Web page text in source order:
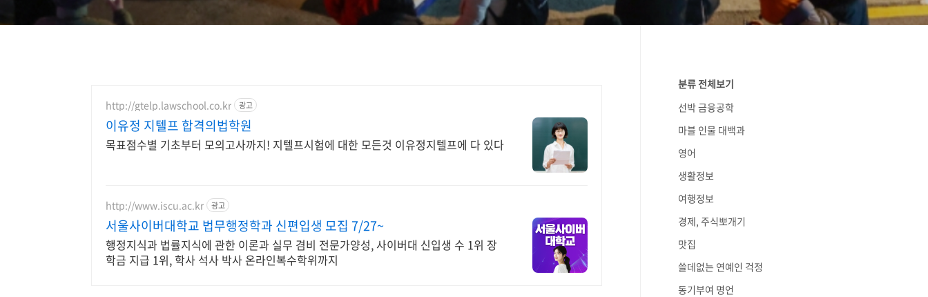
http://gtelp.lawschool.co.kr 광고
이유정 지텔프 합격의법학원
목표점수별 기초부터 모의고사까지! 지텔프시험에 대한 모든것 이유정지텔프에 다 있다
http://www.iscu.ac.kr 광고
서울사이버대학교 법무행정학과 신편입생 모집 7/27~
행정지식과 법률지식에 관한 이론과 실무 겸비 전문가양성, 사이버대 신입생 수 1위 장
학금 지급 1위, 학사 석사 박사 온라인복수학위까지
분류 전체보기
선박 금융공학
마블 인물 대백과
영어
생활정보
여행정보
경제, 주식뽀개기
맛집
쓸데없는 연예인 걱정
동기부여 명언